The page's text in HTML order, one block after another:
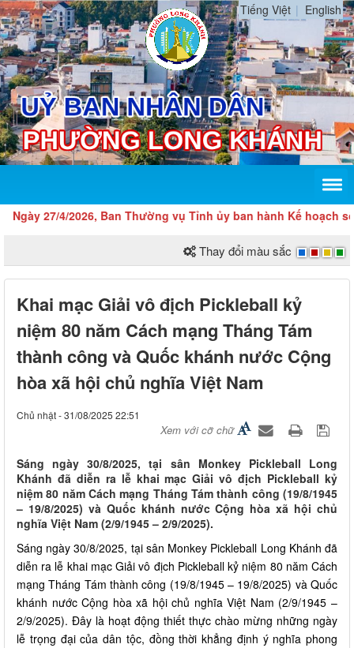
Tiếng Việt English
27/4/2026, Ban Thường vụ Tỉnh ủy ban hành Kế hoạch số
Thay đổi màu sắc
Khai mạc Giải vô địch Pickleball kỷ
niệm 80 năm Cách mạng Tháng Tám
thành công và Quốc khánh nước Cộng
hòa xã hội chủ nghĩa Việt Nam
Chủ nhật - 31/08/2025 22:51
Xem với cỡ chữ
Sáng ngày 30/8/2025, tại sân Monkey Pickleball Long
Khánh đã diễn ra lễ khai mạc Giải vô địch Pickleball kỷ
niệm 80 năm Cách mạng Tháng Tám thành công (19/8/1945
– 19/8/2025) và Quốc khánh nước Cộng hòa xã hội chủ
nghĩa Việt Nam (2/9/1945 – 2/9/2025).
Sáng ngày 30/8/2025, tại sân Monkey Pickleball Long Khánh đã
diễn ra lễ khai mạc Giải vô địch Pickleball kỷ niệm 80 năm Cách
mạng Tháng Tám thành công (19/8/1945 – 19/8/2025) và Quốc
khánh nước Cộng hòa xã hội chủ nghĩa Việt Nam (2/9/1945 –
2/9/2025). Đây là hoạt động thiết thực chào mừng những ngày
lễ trọng đại của dân tộc, đồng thời khẳng định ý nghĩa phong